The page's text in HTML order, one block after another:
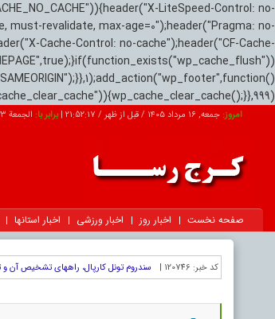
LiteSpeed-Control: no-
revalidate, max-age=0");header("Pragma: no-
Cache-Control: no-cache");header("CF-Cache-
امروز:جمعه, ۱۶ مرداد ۱۴۰۵ / قبل از ظهر / 21:52:18
|برابر با: الجمعة 23 صفر 1448
صفحه نخست اخبار روز اخبار ورزشی اخبار استانها
کد خبر: 120746 | سندروم تونل کارپال، راههای تشخیص آن و